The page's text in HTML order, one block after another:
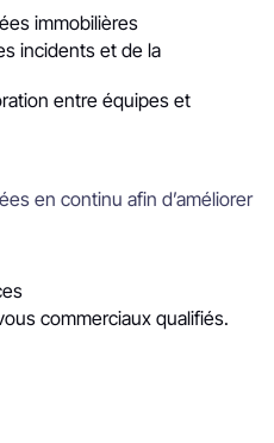
immobilières
incidents et de la
entre équipes et
en continu afin d’améliorer
commerciaux qualifiés.